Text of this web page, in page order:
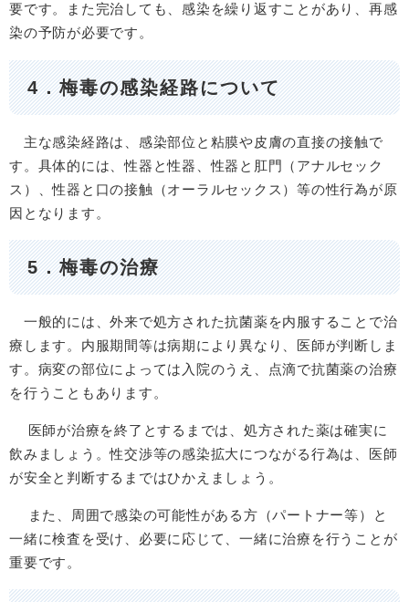
要です。また完治しても、感染を繰り返すことがあり、再感
染の予防が必要です。
4．梅毒の感染経路について
主な感染経路は、感染部位と粘膜や皮膚の直接の接触で
す。具体的には、性器と性器、性器と肛門（アナルセック
ス）、性器と口の接触（オーラルセックス）等の性行為が原
因となります。
5．梅毒の治療
一般的には、外来で処方された抗菌薬を内服することで治
療します。内服期間等は病期により異なり、医師が判断しま
す。病変の部位によっては入院のうえ、点滴で抗菌薬の治療
を行うこともあります。
医師が治療を終了とするまでは、処方された薬は確実に
飲みましょう。性交渉等の感染拡大につながる行為は、医師
が安全と判断するまではひかえましょう。
また、周囲で感染の可能性がある方（パートナー等）と
一緒に検査を受け、必要に応じて、一緒に治療を行うことが
重要です。